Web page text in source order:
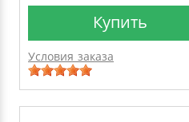
Купить
Условия заказа